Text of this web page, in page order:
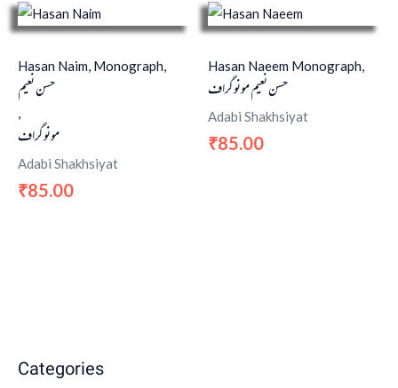
Categories
Hasan Naim, Monograph,
حسن نعیم
,
مونوگراف
Adabi Shakhsiyat
₹85.00
Hasan Naeem Monograph,
حسن نعیم مونوگراف
Adabi Shakhsiyat
₹85.00